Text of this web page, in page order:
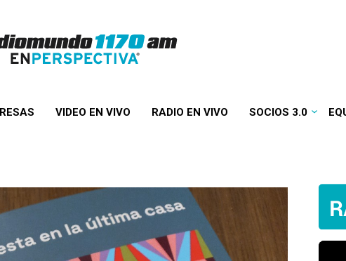
VIDEO EN VIVO RADIO EN VIVO SOCIOS 3.0